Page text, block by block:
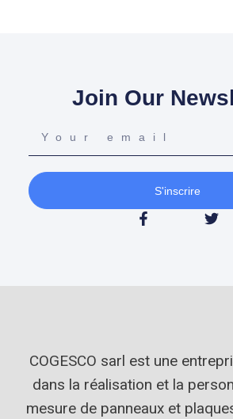
Join Our
S'inscrire
COGESCO sarl est une
dans la réalisation et la
mesure de panneaux et